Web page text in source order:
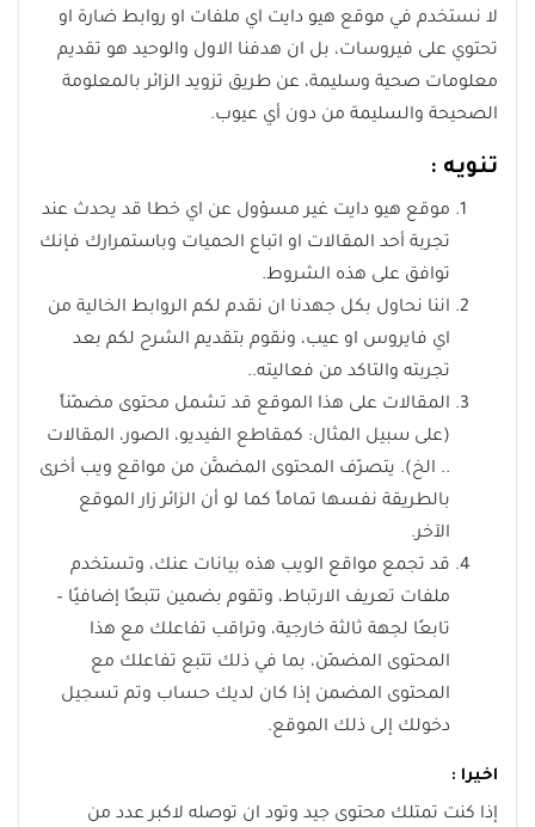
لا نستخدم في موقع هيو دايت اي ملفات او روابط ضارة او
تحتوي على فيروسات، بل ان هدفنا الاول والوحيد هو تقديم
معلومات صحية وسليمة، عن طريق تزويد الزائر بالمعلومة
الصحيحة والسليمة من دون أي عيوب.
تنويه :
موقع هيو دايت غير مسؤول عن اي خطا قد يحدث عند
تجربة أحد المقالات او اتباع الحميات وباستمرارك فإنك
توافق على هذه الشروط.
اننا نحاول بكل جهدنا ان نقدم لكم الروابط الخالية من
اي فايروس او عيب، ونقوم بتقديم الشرح لكم بعد
تجربته والتاكد من فعاليته..
المقالات على هذا الموقع قد تشمل محتوى مضمّناً
(على سبيل المثال: كمقاطع الفيديو، الصور، المقالات
.. الخ). يتصرّف المحتوى المضمَّن من مواقع ويب أخرى
بالطريقة نفسها تماماً كما لو أن الزائر زار الموقع
الآخر.
قد تجمع مواقع الويب هذه بيانات عنك، وتستخدم
ملفات تعريف الارتباط، وتقوم بضمين تتبعًا إضافيًا –
تابعًا لجهة ثالثة خارجية، وتراقب تفاعلك مع هذا
المحتوى المضمّن، بما في ذلك تتبع تفاعلك مع
المحتوى المضمن إذا كان لديك حساب وتم تسجيل
دخولك إلى ذلك الموقع.
اخيرا :
إذا كنت تمتلك محتوى جيد وتود ان توصله لاكبر عدد من